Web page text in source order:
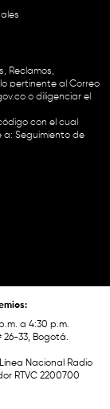
Reclamos,
pertinente al Correo
o diligenciar el
con el cual
a: Seguimiento de
a 4:30 p.m.
26-33, Bogotá.
Nacional Radio
RTVC 2200700